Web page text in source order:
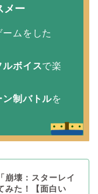
メー
ームをした
ルボイスで楽
ン制バトルを
崩壊：スターレイ
みた！【面白い